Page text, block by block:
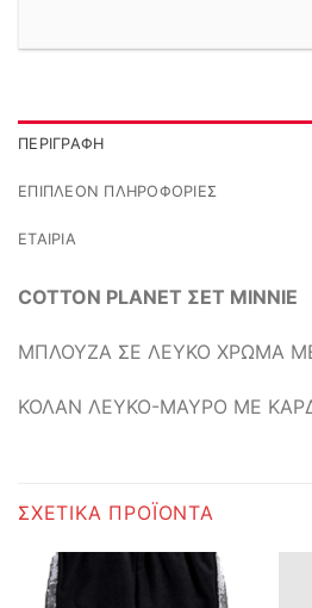
ΠΕΡΙΓΡΑΦΉ
ΕΠΙΠΛΈΟΝ ΠΛΗΡΟΦΟΡΊΕΣ
ΕΤΑΙΡΊΑ
COTTON PLANET ΣΕΤ MΙΝΝΙΕ
ΜΠΛΟΥΖΑ ΣΕ ΛΕΥΚΟ ΧΡΩΜΑ
ΚΟΛΑΝ ΛΕΥΚΟ-ΜΑΥΡΟ ΜΕ
ΣΧΕΤΙΚΆ ΠΡΟΪΌΝΤΑ